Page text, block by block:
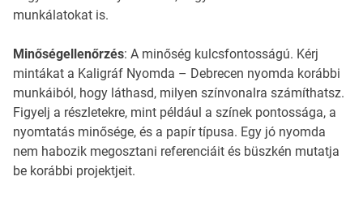
munkálatokat is.
Minőségellenőrzés: A minőség kulcsfontosságú. Kérj
mintákat a Kaligráf Nyomda – Debrecen nyomda korábbi
munkáiból, hogy láthasd, milyen színvonalra számíthatsz.
Figyelj a részletekre, mint például a színek pontossága, a
nyomtatás minősége, és a papír típusa. Egy jó nyomda
nem habozik megosztani referenciáit és büszkén mutatja
be korábbi projektjeit.